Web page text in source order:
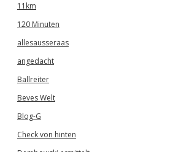
11km
120 Minuten
allesausseraas
angedacht
Ballreiter
Beves Welt
Blog-G
Check von hinten